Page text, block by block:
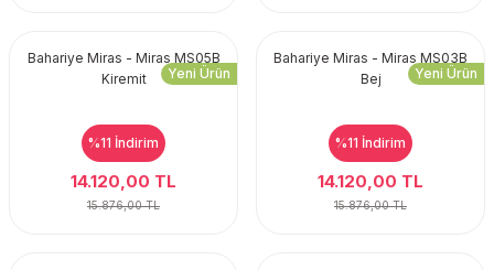
Yeni Ürün
Bahariye Miras - Miras MS05B
Kiremit
%11 İndirim
14.120,00 TL
15.876,00 TL
Yeni Ürün
Bahariye Miras - Miras MS03B
Bej
%11 İndirim
14.120,00 TL
15.876,00 TL